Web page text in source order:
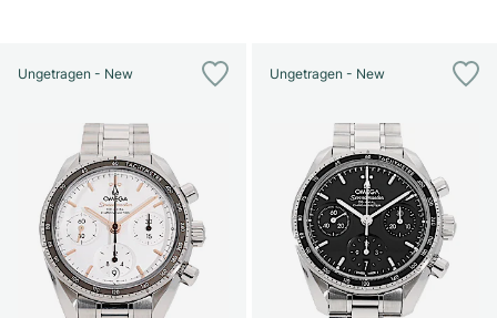
Ungetragen - New Ungetragen - New